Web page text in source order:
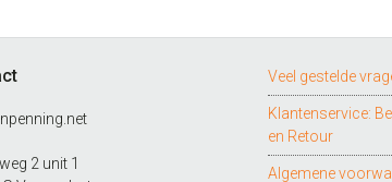
2 unit 1
Veel gestelde
Klantenservice:
en Retour
Algemene